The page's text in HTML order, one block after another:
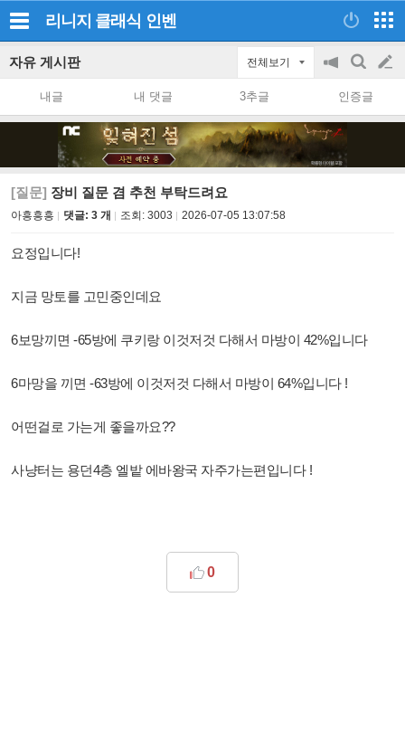
리니지 클래식 인벤
자유 게시판 전체보기
공
on/off
검
색
글
쓰
내글 내 댓글 3추글 인증글
[질문] 장비 질문 겸 추천 부탁드려요
아흥흥흥 댓글: 3 개 조회: 3003 2026-07-05 13:07:58
요정입니다!
지금 망토를 고민중인데요
6보망끼면 -65방에 쿠키랑 이것저것 다해서 마방이 42%입니다
6마망을 끼면 -63방에 이것저것 다해서 마방이 64%입니다 !
어떤걸로 가는게 좋을까요??
사냥터는 용던4층 엘밭 에바왕국 자주가는편입니다 !
0